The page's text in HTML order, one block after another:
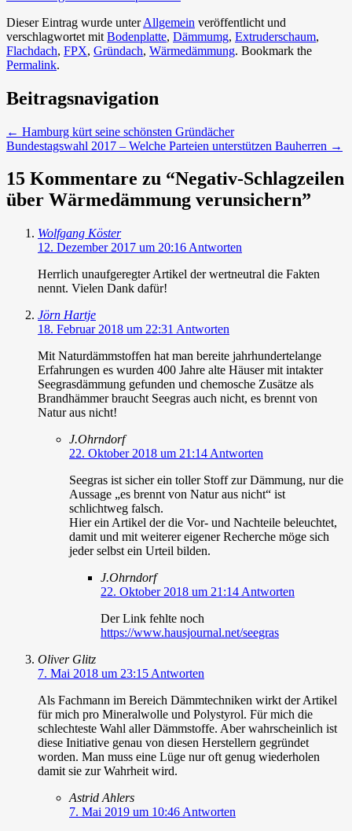
Dieser Eintrag wurde unterAllgemein veröffentlicht und
verschlagwortet mit Bodenplatte, Dämmumg, Extruderschaum,
Flachdach, FPX, Gründach, Wärmedämmung. Bookmark the
Permalink.
Beitragsnavigation
← Hamburg kürt seine schönsten Gründächer
Bundestagswahl 2017 – Welche Parteien unterstützen Bauherren →
15 Kommentare zu “Negativ-Schlagzeilen
über Wärmedämmung verunsichern”
Wolfgang Köster
12. Dezember 2017 um 20:16 Antworten
Herrlich unaufgeregter Artikel der wertneutral die Fakten
nennt. Vielen Dank dafür!
Jörn Hartje
18. Februar 2018 um 22:31 Antworten
Mit Naturdämmstoffen hat man bereite jahrhundertelange
Erfahrungen es wurden 400 Jahre alte Häuser mit intakter
Seegrasdämmung gefunden und chemosche Zusätze als
Brandhämmer braucht Seegras auch nicht, es brennt von
Natur aus nicht!
J.Ohrndorf
22. Oktober 2018 um 21:14 Antworten
Seegras ist sicher ein toller Stoff zur Dämmung, nur die
Aussage „es brennt von Natur aus nicht“ ist
schlichtweg falsch.
Hier ein Artikel der die Vor- und Nachteile beleuchtet,
damit und mit weiterer eigener Recherche möge sich
jeder selbst ein Urteil bilden.
J.Ohrndorf
22. Oktober 2018 um 21:14 Antworten
Der Link fehlte noch
https://www.hausjournal.net/seegras
Oliver Glitz
7. Mai 2018 um 23:15 Antworten
Als Fachmann im Bereich Dämmtechniken wirkt der Artikel
für mich pro Mineralwolle und Polystyrol. Für mich die
schlechteste Wahl aller Dämmstoffe. Aber wahrscheinlich ist
diese Initiative genau von diesen Herstellern gegründet
worden. Man muss eine Lüge nur oft genug wiederholen
damit sie zur Wahrheit wird.
Astrid Ahlers
7. Mai 2019 um 10:46 Antworten